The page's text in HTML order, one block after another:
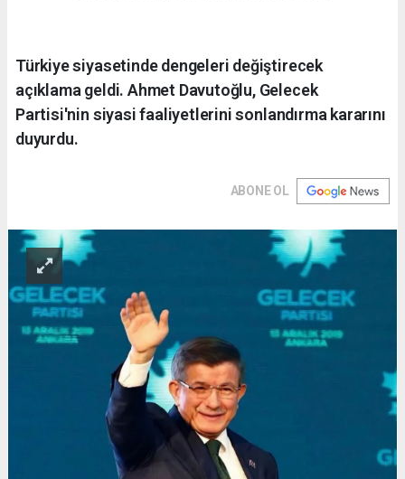
Türkiye siyasetinde dengeleri değiştirecek
açıklama geldi. Ahmet Davutoğlu, Gelecek
Partisi'nin siyasi faaliyetlerini sonlandırma kararını
duyurdu.
ABONE OL